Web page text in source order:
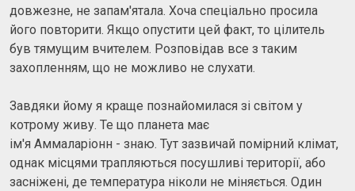
довжезне, не запам'ятала. Хоча спеціально просила
його повторити. Якщо опустити цей факт, то цілитель
був тямущим вчителем. Розповідав все з таким
захопленням, що не можливо не слухати.
Завдяки йому я краще познайомилася зі світом у
котрому живу. Те що планета має
ім'я Аммаларіонн - знаю. Тут зазвичай помірний клімат,
однак місцями трапляються посушливі території, або
засніжені, де температура ніколи не міняється. Один